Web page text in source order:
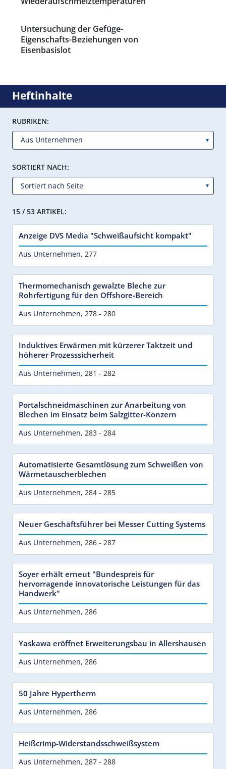
Untersuchung der Gefüge-
Eigenschafts-Beziehungen von
Eisenbasislot
Heftinhalte
RUBRIKEN:
SORTIERT NACH:
15 / 53 ARTIKEL:
Anzeige DVS Media "Schweißaufsicht kompakt"
Aus Unternehmen, 277
Thermomechanisch gewalzte Bleche zur
Rohrfertigung für den Offshore-Bereich
Aus Unternehmen, 278 - 280
Induktives Erwärmen mit kürzerer Taktzeit und
höherer Prozesssicherheit
Aus Unternehmen, 281 - 282
Portalschneidmaschinen zur Anarbeitung von
Blechen im Einsatz beim Salzgitter-Konzern
Aus Unternehmen, 283 - 284
Automatisierte Gesamtlösung zum Schweißen von
Wärmetauscherblechen
Aus Unternehmen, 284 - 285
Neuer Geschäftsführer bei Messer Cutting Systems
Aus Unternehmen, 286 - 287
Soyer erhält erneut "Bundespreis für
hervorragende innovatorische Leistungen für das
Handwerk"
Aus Unternehmen, 286
Yaskawa eröffnet Erweiterungsbau in Allershausen
Aus Unternehmen, 286
50 Jahre Hypertherm
Aus Unternehmen, 286
Heißcrimp-Widerstandsschweißsystem
Aus Unternehmen, 287 - 288